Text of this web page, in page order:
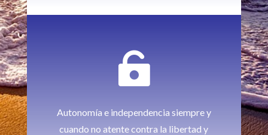

Autonomía e independencia siempre y
cuando no atente contra la libertad y